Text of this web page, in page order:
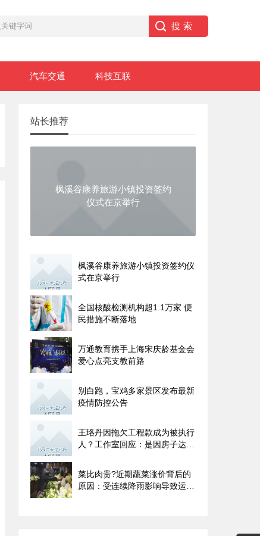
汽车交通 科技互联
站长推荐
枫溪谷康养旅游小镇投资签约
仪式在京举行
枫溪谷康养旅游小镇投资签约仪
式在京举行
全国核酸检测机构超1.1万家 便
民措施不断落地
万通教育携手上海宋庆龄基金会
爱心点亮支教前路
别白跑，宝鸡多家景区发布最新
疫情防控公告
王珞丹因拖欠工程款成为被执行
人？工作室回应：是因房子达不
菜比肉贵?近期蔬菜涨价背后的
原因：受连续降雨影响导致运输